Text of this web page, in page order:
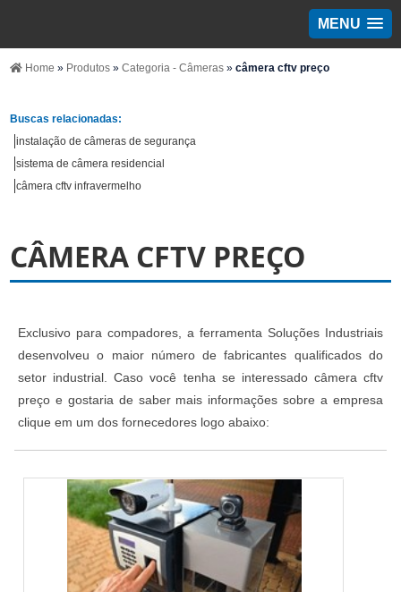
MENU
Home » Produtos»Categoria - Câmeras»câmera cftv preço
Buscas relacionadas:
instalação de câmeras de segurança
sistema de câmera residencial
câmera cftv infravermelho
CÂMERA CFTV PREÇO
Exclusivo para compadores, a ferramenta Soluções Industriais
desenvolveu o maior número de fabricantes qualificados do
setor industrial. Caso você tenha se interessado câmera cftv
preço e gostaria de saber mais informações sobre a empresa
clique em um dos fornecedores logo abaixo: